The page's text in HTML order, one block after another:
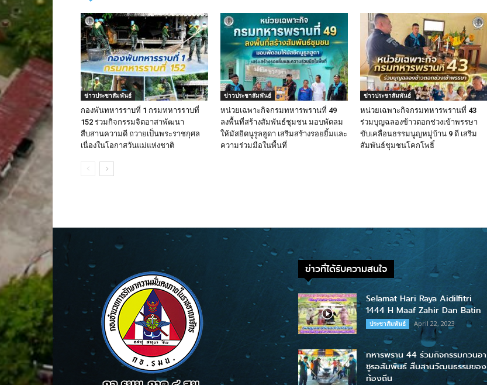
ข่าวประชาสัมพันธ์
กองพันทหารราบที่ 1 กรมทหารราบที่
152 ร่วมกิจกรรมจิตอาสาพัฒนา
สืบสานความดี ถวายเป็นพระราชกุศล
เนื่องในโอกาสวันแม่แห่งชาติ
ข่าวประชาสัมพันธ์
หน่วยเฉพาะกิจกรมทหารพรานที่ 49
ลงพื้นที่สร้างสัมพันธ์ชุมชน มอบพัดลม
ให้มัสยิดนูรูลฮูดา เสริมสร้างรอยยิ้มและ
ความร่วมมือในพื้นที่
ข่าวประชาสัมพันธ์
หน่วยเฉพาะกิจกรมทหารพรานที่ 43
ร่วมบุญฉลองข้าวตอกช่วงเข้าพรรษา
ขับเคลื่อนธรรมนูญหมู่บ้าน 9 ดี เสริม
สัมพันธ์ชุมชนโคกโพธิ์
ข่าวที่ได้รับความสนใจ
Selamat Hari Raya Aidilfitri
1444 H Maaf Zahir Dan Batin
ประชาสัมพันธ์ April 22, 2023
ทหารพราน 44 ร่วมกิจกรรมกวนอา
ซูรอสัมพันธ์ สืบสานวัฒนธรรมของ
ท้องถิ่น